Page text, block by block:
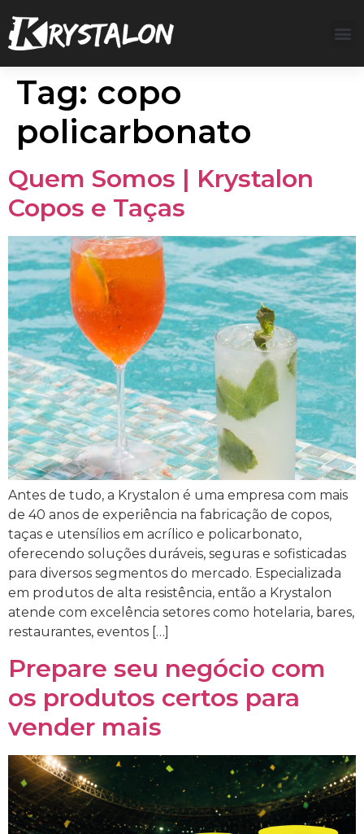
Tag: copo
policarbonato
Quem Somos | Krystalon
Copos e Taças
Antes de tudo, a Krystalon é uma empresa com mais
de 40 anos de experiência na fabricação de copos,
taças e utensílios em acrílico e policarbonato,
oferecendo soluções duráveis, seguras e sofisticadas
para diversos segmentos do mercado. Especializada
em produtos de alta resistência, então a Krystalon
atende com excelência setores como hotelaria, bares,
restaurantes, eventos […]
Prepare seu negócio com
os produtos certos para
vender mais